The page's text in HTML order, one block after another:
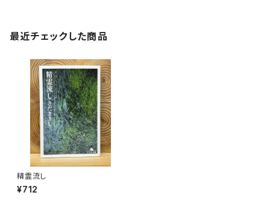
最近チェックした商品
精霊流し
¥712